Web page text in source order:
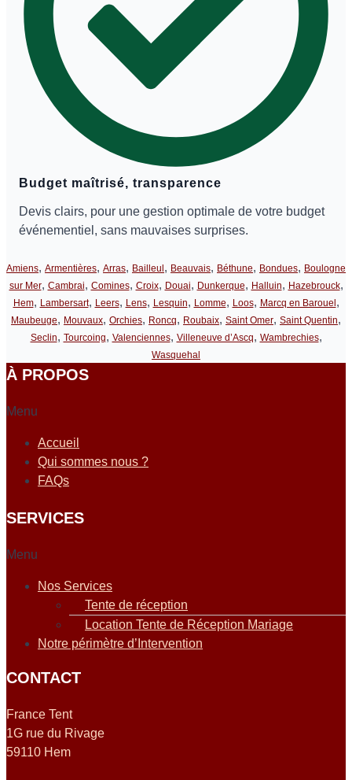
Budget maîtrisé, transparence
Devis clairs, pour une gestion optimale de votre budget
événementiel, sans mauvaises surprises.
Amiens, Armentières, Arras, Bailleul , Beauvais, Béthune, Bondues, Boulogne
sur Mer, Cambrai, Comines, Croix, Douai, Dunkerque, Halluin, Hazebrouck,
Hem, Lambersart, Leers, Lens, Lesquin, Lomme, Loos, Marcq en Barouel ,
Maubeuge, Mouvaux, Orchies, Roncq, Roubaix, Saint Omer, Saint Quentin,
Seclin, Tourcoing, Valenciennes, Villeneuve d’Ascq, Wambrechies,
Wasquehal
À PROPOS
Menu
Accueil
Qui sommes nous ?
FAQs
SERVICES
Menu
Nos Services
Tente de réception
Location Tente de Réception Mariage
Notre périmètre d’Intervention
CONTACT
France Tent
1G rue du Rivage
59110 Hem